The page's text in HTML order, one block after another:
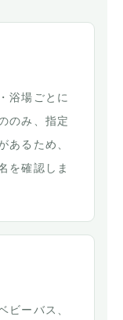
浴場ごとに
のみ、指定
あるため、
を確認しま
ビーバス、